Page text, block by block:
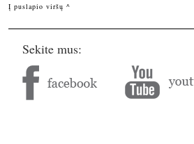
Į puslapio viršų ^
Sekite mus: